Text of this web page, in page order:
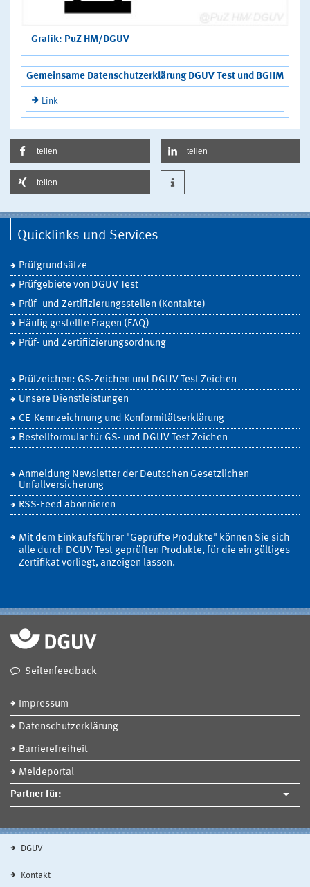
Grafik: PuZ HM/DGUV
Gemeinsame Datenschutzerklärung DGUV Test und BGHM
Link
teilen teilen
teilen
Quicklinks und Services
Prüfgrundsätze
Prüfgebiete von DGUV Test
Prüf- und Zertifizierungsstellen (Kontakte)
Häufig gestellte Fragen (FAQ)
Prüf- und Zertifiizierungsordnung
Prüfzeichen: GS-Zeichen und DGUV Test Zeichen
Unsere Dienstleistungen
CE-Kennzeichnung und Konformitätserklärung
Bestellformular für GS- und DGUV Test Zeichen
Anmeldung Newsletter der Deutschen Gesetzlichen
Unfallversicherung
RSS-Feed abonnieren
Mit dem Einkaufsführer "Geprüfte Produkte" können Sie sich
alle durch DGUV Test geprüften Produkte, für die ein gültiges
Zertifikat vorliegt, anzeigen lassen.
Seitenfeedback
Impressum
Datenschutzerklärung
Barrierefreiheit
Meldeportal
Partner für:
DGUV
Kontakt